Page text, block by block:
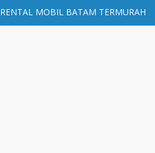
RENTAL MOBIL BATAM TERMURAH